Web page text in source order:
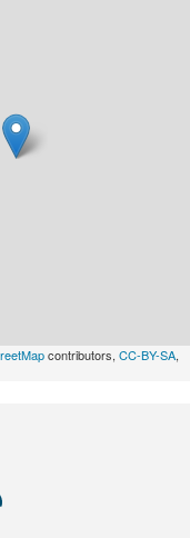
contributors,CC-BY-SA,